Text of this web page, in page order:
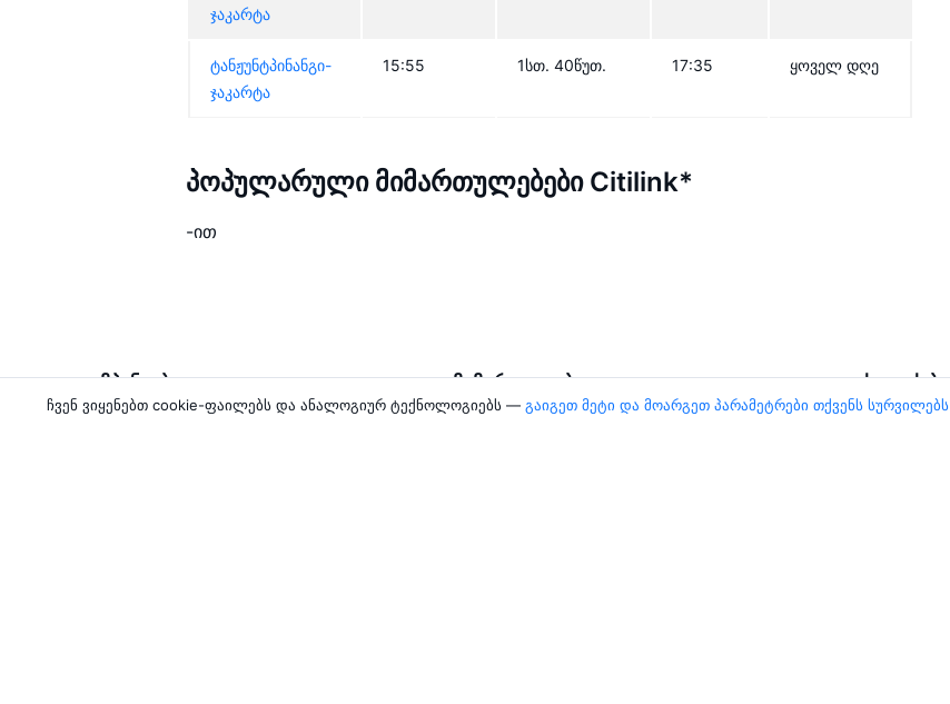
ჯაკარტა
ტანჟუნტპინანგი-
ჯაკარტა
15:55 1სთ. 40წუთ. 17:35 ყოველ დღე
პოპულარული მიმართულებები Citilink*
-ით
ავიაკომპანიები მიმართულება ქალაქები
ჩვენ ვიყენებთ cookie-ფაილებს და ანალოგიურ ტექნოლოგიებს — გაიგეთ მეტი და მოარგეთ პარამეტრები თქვენს სურვილებს